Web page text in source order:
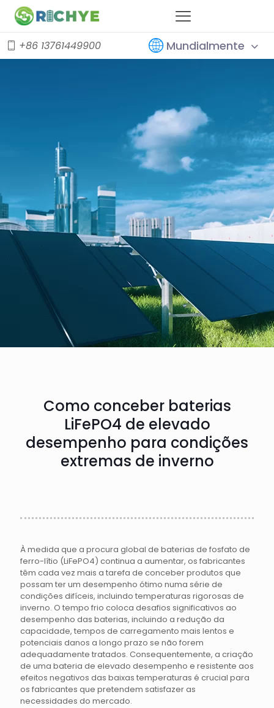
+86 13761449900 Mundialmente
Como conceber baterias
LiFePO4 de elevado
desempenho para condições
extremas de inverno
À medida que a procura global de baterias de fosfato de
ferro-lítio (LiFePO4) continua a aumentar, os fabricantes
têm cada vez mais a tarefa de conceber produtos que
possam ter um desempenho ótimo numa série de
condições difíceis, incluindo temperaturas rigorosas de
inverno. O tempo frio coloca desafios significativos ao
desempenho das baterias, incluindo a redução da
capacidade, tempos de carregamento mais lentos e
potenciais danos a longo prazo se não forem
adequadamente tratados. Consequentemente, a criação
de uma bateria de elevado desempenho e resistente aos
efeitos negativos das baixas temperaturas é crucial para
os fabricantes que pretendem satisfazer as
necessidades do mercado.